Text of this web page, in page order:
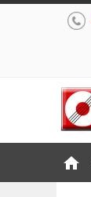
Hoppe
home